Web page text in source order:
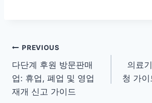
글
탐
색
PREVIOUS
다단계 후원 방문판매
업: 휴업, 폐업 및 영업
재개 신고 가이드
의료
청 가